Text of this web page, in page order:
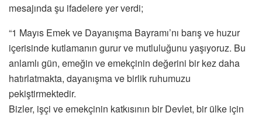
mesajında şu ifadelere yer verdi;
“1 Mayıs Emek ve Dayanışma Bayramı’nı barış ve huzur
içerisinde kutlamanın gurur ve mutluluğunu yaşıyoruz. Bu
anlamlı gün, emeğin ve emekçinin değerini bir kez daha
hatırlatmakta, dayanışma ve birlik ruhumuzu
pekiştirmektedir.
Bizler, işçi ve emekçinin katkısının bir Devlet, bir ülke için